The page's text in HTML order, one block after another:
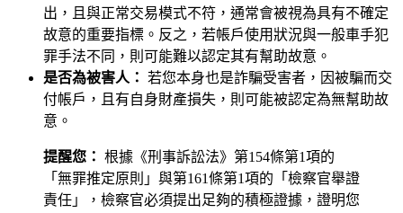
出，且與正常交易模式不符，通常會被視為具有不確定
故意的重要指標。反之，若帳戶使用狀況與一般車手犯
罪手法不同，則可能難以認定其有幫助故意。
是否為被害人： 若您本身也是詐騙受害者，因被騙而交
付帳戶，且有自身財產損失，則可能被認定為無幫助故
意。
提醒您： 根據《刑事訴訟法》第154條第1項的
「無罪推定原則」與第161條第1項的「檢察官舉證
責任」，檢察官必須提出足夠的積極證據，證明您